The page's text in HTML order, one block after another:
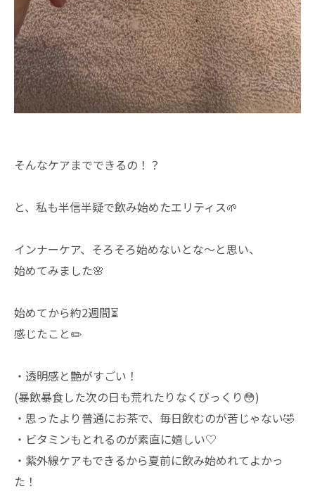
そんなケアまでできるの！？
と、私も半信半疑で飲み始めたエリティス🌱
インナーケア、そろそろ始めないとな〜と思い、
始めてみました🌸
始めてから約2週間⏳
感じたこと✏️
・透明感と艶がすごい！
(暴飲暴食した次の日も荒れたりなくびっくり😳)
・思ったより普通にお茶で、毎日飲むのが苦じゃない🤣
・ビタミンもとれるのが素直に嬉しい♡
・紫外線ケアもできるから夏前に飲み始めれてよかっ
た！